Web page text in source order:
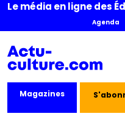
Le média en ligne des
Agenda
Magazines